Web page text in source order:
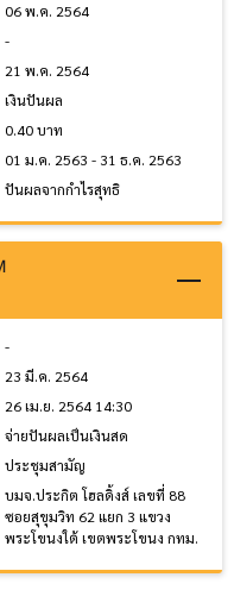
06 พ.ค. 2564
-
21 พ.ค. 2564
เงินปันผล
0.40 บาท
01 ม.ค. 2563 - 31 ธ.ค. 2563
ปันผลจากกำไรสุทธิ
-
23 มี.ค. 2564
26 เม.ย. 2564 14:30
จ่ายปันผลเป็นเงินสด
ประชุมสามัญ
บมจ.ประกิต โฮลดิ้งส์ เลขที่ 88
ซอยสุขุมวิท 62 แยก 3 แขวง
พระโขนงใต้ เขตพระโขนง กทม.